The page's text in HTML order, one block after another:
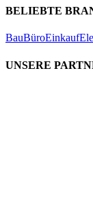
BELIEBTE
BauBüroEinkauf
UNSERE